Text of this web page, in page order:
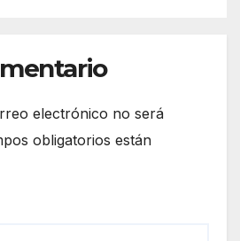
electrónico no será
obligatorios están